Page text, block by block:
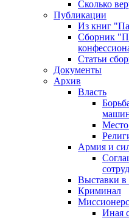
Сколько
Публикации
Из книг
Сборник
Статьи
Документы
Архив
Власть
Армия и
Выставки
Криминал
Иная